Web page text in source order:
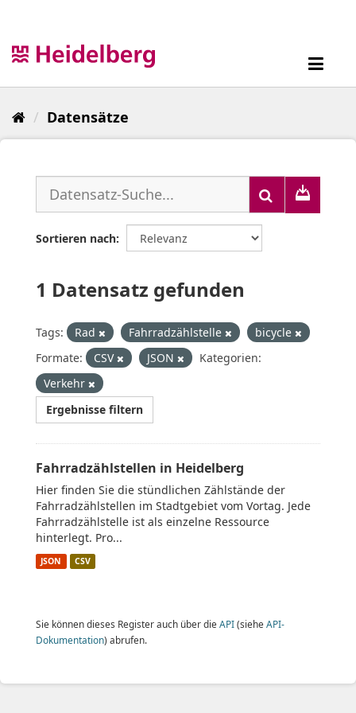
Datensätze
Sortieren nach
1 Datensatz gefunden
Tags: Rad Fahrradzählstelle
bicycle
Formate:
CSV JSON
Kategorien:
Verkehr
Ergebnisse filtern
Fahrradzählstellen in Heidelberg
Hier finden Sie die stündlichen Zählstände der
Fahrradzählstellen im Stadtgebiet vom Vortag. Jede
Fahrradzählstelle ist als einzelne Ressource
hinterlegt. Pro...
JSON CSV
Sie können dieses Register auch über die API(siehe API-
Dokumentation) abrufen.